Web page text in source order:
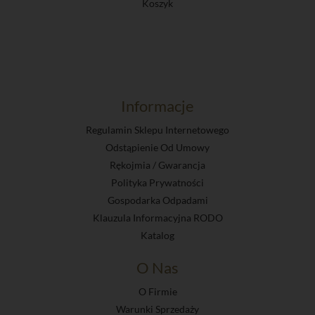
Koszyk
Informacje
Regulamin Sklepu Internetowego
Odstąpienie Od Umowy
Rękojmia / Gwarancja
Polityka Prywatności
Gospodarka Odpadami
Klauzula Informacyjna RODO
Katalog
O Nas
O Firmie
Warunki Sprzedaży